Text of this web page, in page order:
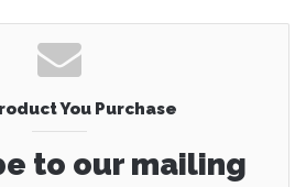
You Purchase
to our mailing